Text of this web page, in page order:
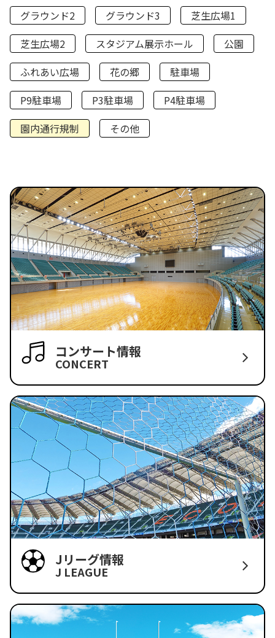
グラウンド2
グラウンド3
芝生広場1
芝生広場2
スタジアム展示ホール
公園
ふれあい広場
花の郷
駐車場
P9駐車場
P3駐車場
P4駐車場
園内通行規制
その他
コンサート情報
CONCERT
Jリーグ情報
J LEAGUE